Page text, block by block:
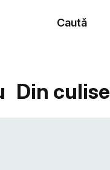
Caută
Din culise